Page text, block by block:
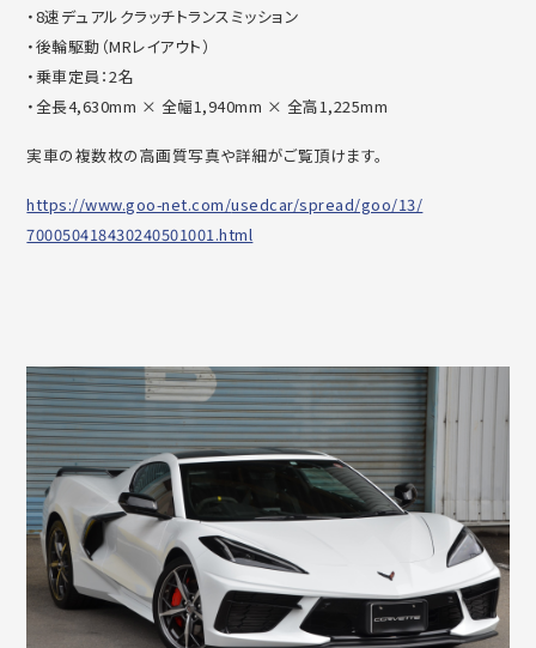
・8速デュアルクラッチトランスミッション
・後輪駆動（MRレイアウト）
・乗車定員：2名
・全長4,630mm × 全幅1,940mm × 全高1,225mm
実車の複数枚の高画質写真や詳細がご覧頂けます。
https://www.goo-net.com/usedcar/spread/goo/13/
700050418430240501001.html